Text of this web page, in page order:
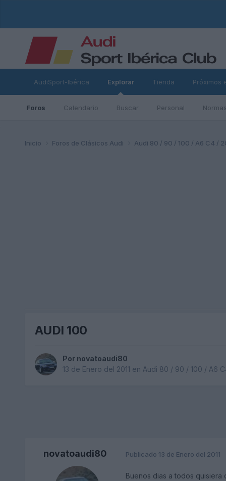
AudiSport-Ibérica Explorar
Foros Calendario Buscar Personal
Tienda Próximos
Inicio Foros de Clásicos Audi Audi 80 / 90 / 100 / A6 C4 /
AUDI 100
Por novatoaudi80
13 de Enero del 2011 en Audi 80 / 90 / 100 / A6
novatoaudi80 Publicado 13 de Enero del 2011
Buenos dias a todos quisiera